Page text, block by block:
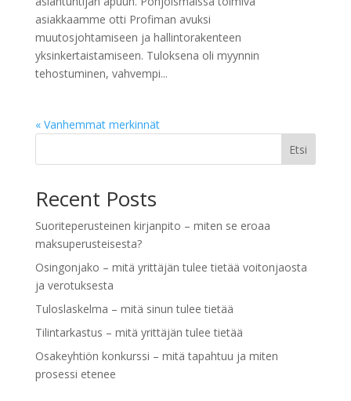
asiakkaamme otti Profiman avuksi
muutosjohtamiseen ja hallintorakenteen
yksinkertaistamiseen. Tuloksena oli myynnin
tehostuminen, vahvempi...
« Vanhemmat merkinnät
Etsi
Recent Posts
Suoriteperusteinen kirjanpito – miten se eroaa
maksuperusteisesta?
Osingonjako – mitä yrittäjän tulee tietää voitonjaosta
ja verotuksesta
Tuloslaskelma – mitä sinun tulee tietää
Tilintarkastus – mitä yrittäjän tulee tietää
Osakeyhtiön konkurssi – mitä tapahtuu ja miten
prosessi etenee